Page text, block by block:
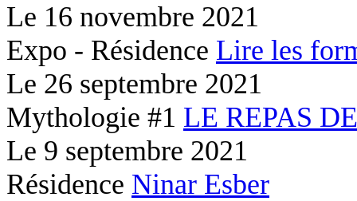
Le 16 novembre 2021
Expo - Résidence Lire les
Le 26 septembre 2021
Mythologie #1 LE REPAS
Le 9 septembre 2021
Résidence Ninar Esber